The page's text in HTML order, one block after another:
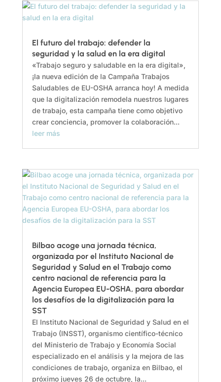
El futuro del trabajo: defender la
seguridad y la salud en la era digital
«Trabajo seguro y saludable en la era digital»,
¡la nueva edición de la Campaña Trabajos
Saludables de EU-OSHA arranca hoy! A medida
que la digitalización remodela nuestros lugares
de trabajo, esta campaña tiene como objetivo
crear conciencia, promover la colaboración...
leer más
Bilbao acoge una jornada técnica,
organizada por el Instituto Nacional de
Seguridad y Salud en el Trabajo como
centro nacional de referencia para la
Agencia Europea EU-OSHA, para abordar
los desafíos de la digitalización para la
SST
El Instituto Nacional de Seguridad y Salud en el
Trabajo (INSST), organismo científico-técnico
del Ministerio de Trabajo y Economía Social
especializado en el análisis y la mejora de las
condiciones de trabajo, organiza en Bilbao, el
próximo jueves 26 de octubre, la...